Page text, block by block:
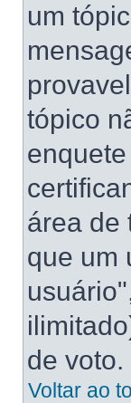
um
tópico
área de
que um
de voto.
Voltar ao